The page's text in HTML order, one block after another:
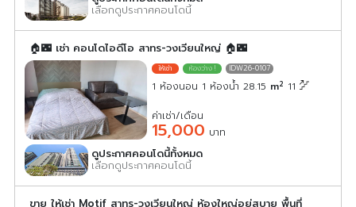
เลือกดูประกาศคอนโดนี้
🏠🌃 เช่า คอนโดไอดีโอ สาทร-วงเวียนใหญ่ 🏠🌃
IDW26-0107
1 ห้องนอน 1 ห้องน้ำ 28.15 m2 11
ค่าเช่า/เดือน
15,000 บาท
ดูประกาศคอนโดนี้ทั้งหมด
เลือกดูประกาศคอนโดนี้
ขาย ให้เช่า Motif สาทร-วงเวียนใหญ่ ห้องใหญ่อยู่สบาย พื้นที่